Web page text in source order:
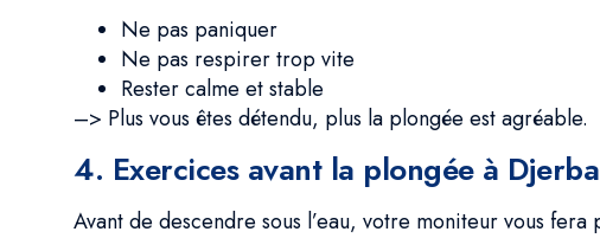
Ne pas paniquer
Ne pas respirer trop vite
Rester calme et stable
–> Plus vous êtes détendu, plus la plongée est agréable.
4. Exercices avant la plongée à Djerba
Avant de descendre sous l’eau, votre moniteur vous